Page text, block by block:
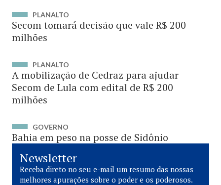
PLANALTO
Secom tomará decisão que vale R$ 200
milhões
PLANALTO
A mobilização de Cedraz para ajudar
Secom de Lula com edital de R$ 200
milhões
GOVERNO
Bahia em peso na posse de Sidônio
Newsletter
Receba direto no seu e-mail um resumo das nossas
melhores apurações sobre o poder e os poderosos.